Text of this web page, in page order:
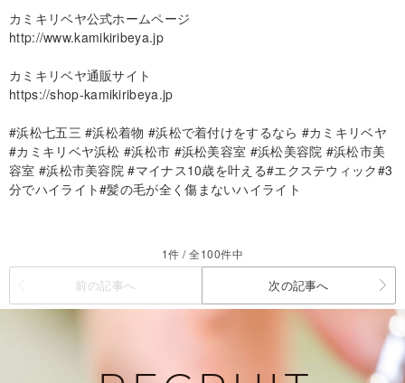
カミキリベヤ公式ホームページ
http://www.kamikiribeya.jp
カミキリベヤ通販サイト
https://shop-kamikiribeya.jp
#浜松七五三 #浜松着物 #浜松で着付けをするなら #カミキリベヤ
#カミキリベヤ浜松 #浜松市 #浜松美容室 #浜松美容院 #浜松市美
容室 #浜松市美容院 #マイナス10歳を叶える#エクステウィック#3
分でハイライト#髪の毛が全く傷まないハイライト
1件 / 全100件中
前の記事へ 次の記事へ